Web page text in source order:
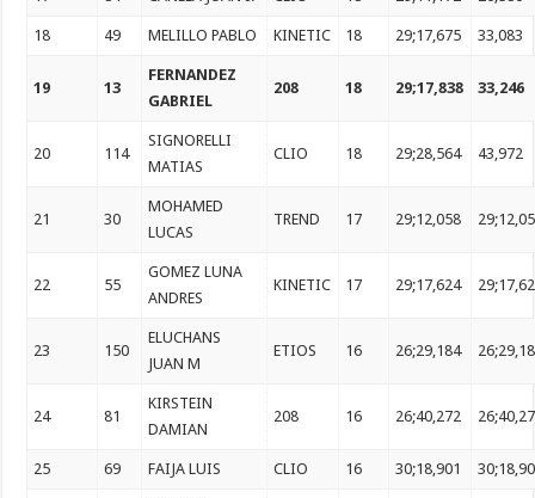
18 49 MELILLO PABLO KINETIC 18 29;17,675 33,083
19 13
FERNANDEZ
GABRIEL
208 18 29;17,838 33,246
20 114
SIGNORELLI
MATIAS
CLIO 18 29;28,564 43,972
21 30
MOHAMED
LUCAS
TREND 17 29;12,058
22 55
GOMEZ LUNA
ANDRES
KINETIC 17 29;17,624
23 150
ELUCHANS
JUAN M
ETIOS 16 26;29,184
24 81
KIRSTEIN
DAMIAN
208 16 26;40,272
25 69 FAIJA LUIS CLIO 16 30;18,901